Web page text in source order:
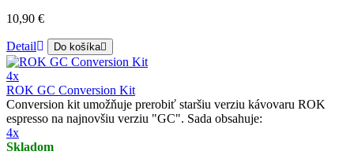
10,90 €
Detail Do košíka
4x
ROK GC Conversion Kit
Conversion kit umožňuje prerobiť staršiu verziu kávovaru ROK
espresso na najnovšiu verziu "GC". Sada obsahuje:
4x
Skladom